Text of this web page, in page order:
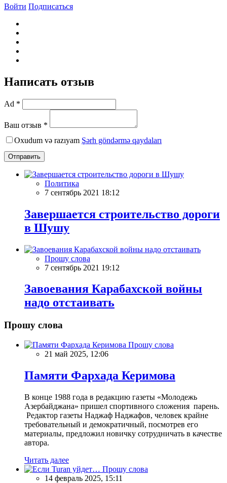
Войти Подписаться
Написать отзыв
Ad *
Ваш отзыв *
Oxudum və razıyam Şərh göndərmə qaydaları
Отправить
Политика
7 сентябрь 2021 18:12
Завершается строительство дороги
в Шушу
Прошу слова
7 сентябрь 2021 19:12
Завоевания Карабахской войны
надо отстаивать
Прошу слова
Прошу слова
21 май 2025, 12:06
Памяти Фархада Керимова
В конце 1988 года в редакцию газеты «Молодежь
Азербайджана» пришел спортивного сложения парень.
Редактор газеты Наджаф Наджафов, человек крайне
требовательный и демократичный, посмотрев его
материалы, предложил новичку сотрудничать в качестве
автора.
Читать далее
Прошу слова
14 февраль 2025, 15:11